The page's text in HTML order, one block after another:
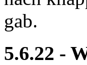
gab.
5.6.22 -